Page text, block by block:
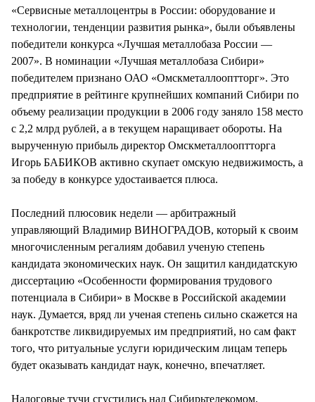
«Сервисные металлоцентры в России: оборудование и
технологии, тенденции развития рынка», были объявлены
победители конкурса «Лучшая металлобаза России —
2007». В номинации «Лучшая металлобаза Сибири»
победителем признано ОАО «Омскметаллооптторг». Это
предприятие в рейтинге крупнейших компаний Сибири по
объему реализации продукции в 2006 году заняло 158 место
с 2,2 млрд рублей, а в текущем наращивает обороты. На
вырученную прибыль директор Омскметаллооптторга
Игорь БАБИКОВ активно скупает омскую недвижимость, а
за победу в конкурсе удостаивается плюса.
Последний плюсовик недели — арбитражный
управляющий Владимир ВИНОГРАДОВ, который к своим
многочисленным регалиям добавил ученую степень
кандидата экономических наук. Он защитил кандидатскую
диссертацию «Особенности формирования трудового
потенциала в Сибири» в Москве в Российской академии
наук. Думается, вряд ли ученая степень сильно скажется на
банкротстве ликвидируемых им предприятий, но сам факт
того, что ритуальные услуги юридическим лицам теперь
будет оказывать кандидат наук, конечно, впечатляет.
Налоговые тучи сгустились над Сибирьтелекомом.